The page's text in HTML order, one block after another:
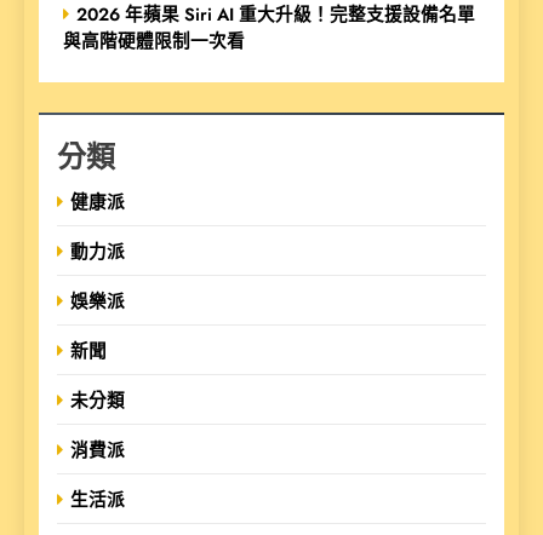
2026 年蘋果 Siri AI 重大升級！完整支援設備名單
與高階硬體限制一次看
分類
健康派
動力派
娛樂派
新聞
未分類
消費派
生活派